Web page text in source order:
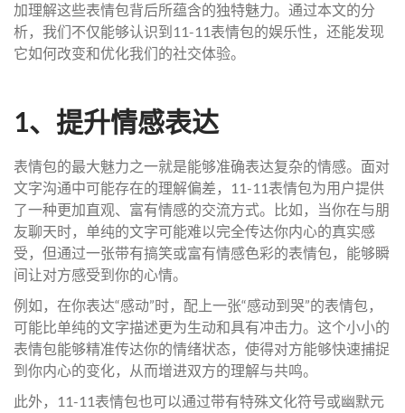
加理解这些表情包背后所蕴含的独特魅力。通过本文的分
析，我们不仅能够认识到11-11表情包的娱乐性，还能发现
它如何改变和优化我们的社交体验。
1、提升情感表达
表情包的最大魅力之一就是能够准确表达复杂的情感。面对
文字沟通中可能存在的理解偏差，11-11表情包为用户提供
了一种更加直观、富有情感的交流方式。比如，当你在与朋
友聊天时，单纯的文字可能难以完全传达你内心的真实感
受，但通过一张带有搞笑或富有情感色彩的表情包，能够瞬
间让对方感受到你的心情。
例如，在你表达“感动”时，配上一张“感动到哭”的表情包，
可能比单纯的文字描述更为生动和具有冲击力。这个小小的
表情包能够精准传达你的情绪状态，使得对方能够快速捕捉
到你内心的变化，从而增进双方的理解与共鸣。
此外，11-11表情包也可以通过带有特殊文化符号或幽默元